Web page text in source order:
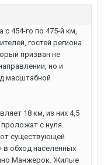
454-го по 475-й км,
гостей региона
призван не
но и
масштабной
18 км, из них 4,5
с нуля.
существующей
обход населенных
Манжерок. Жилые